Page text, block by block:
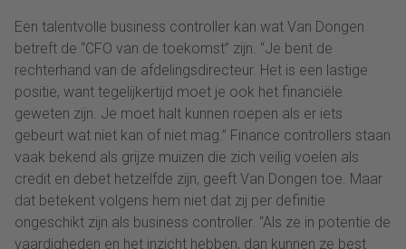
Een talentvolle business controller kan wat Van Dongen
betreft de “CFO van de toekomst” zijn. “Je bent de
rechterhand van de afdelingsdirecteur. Het is een lastige
positie, want tegelijkertijd moet je ook het financiële
geweten zijn. Je moet halt kunnen roepen als er iets
gebeurt wat niet kan of niet mag.” Finance controllers staan
vaak bekend als grijze muizen die zich veilig voelen als
credit en debet hetzelfde zijn, geeft Van Dongen toe. Maar
dat betekent volgens hem niet dat zij per definitie
ongeschikt zijn als business controller. “Als ze in potentie de
vaardigheden en het inzicht hebben, dan kunnen ze best